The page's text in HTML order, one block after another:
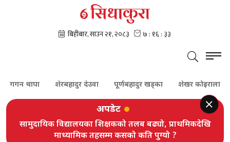
थापा शेरबहादुर देउवा पूर्णबहादुर खड्का शेखर कोइराला प्रचण्ड
अपडेट
सामुदायिक विद्यालयका शिक्षकको तलब बढ्यो, प्राथमिकदेखि
माध्यामिक तहसम्म कसको कति पुग्यो ?